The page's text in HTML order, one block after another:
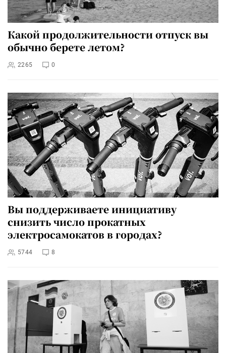
Какой продолжительности отпуск вы
обычно берете летом?
2265 0
Вы поддерживаете инициативу
снизить число прокатных
электросамокатов в городах?
5744 8